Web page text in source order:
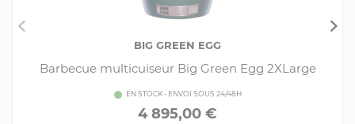
BIG GREEN EGG
Barbecue multicuiseur Big Green Egg 2XLarge
EN STOCK - ENVOI SOUS 24/48H
4 895,00 €